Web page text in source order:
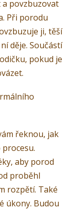
povzbuzovat
Při porodu
ji, těší
děje. Součástí
pokud je
řeknou, jak
aby porod
proběhl
rozpětí. Také
úkony. Budou